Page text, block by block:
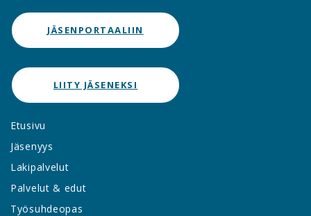
JÄSENPORTAALIIN
LIITY JÄSENEKSI
Etusivu
Jäsenyys
Lakipalvelut
Palvelut & edut
Työsuhdeopas